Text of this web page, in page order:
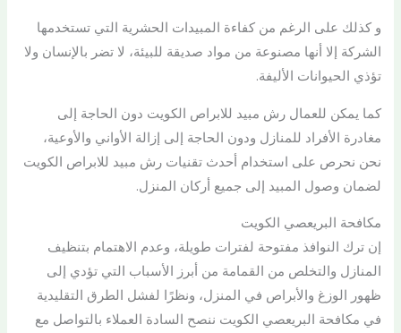
و كذلك على الرغم من كفاءة المبيدات الحشرية التي تستخدمها
الشركة إلا أنها مصنوعة من مواد صديقة للبيئة، لا تضر بالإنسان ولا
تؤذي الحيوانات الأليفة.
كما يمكن للعمال رش مبيد للابراص الكويت دون الحاجة إلى
مغادرة الأفراد للمنازل ودون الحاجة إلى إزالة الأواني والأوعية،
نحن نحرص على استخدام أحدث تقنيات رش مبيد للابراص الكويت
لضمان وصول المبيد إلى جميع أركان المنزل.
مكافحة البريعصي الكويت
إن ترك النوافذ مفتوحة لفترات طويلة، وعدم الاهتمام بتنظيف
المنازل والتخلص من القمامة من أبرز الأسباب التي تؤدي إلى
ظهور الوزغ والأبراص في المنزل، ونظرًا لفشل الطرق التقليدية
في مكافحة البريعصي الكويت ننصح السادة العملاء بالتواصل مع